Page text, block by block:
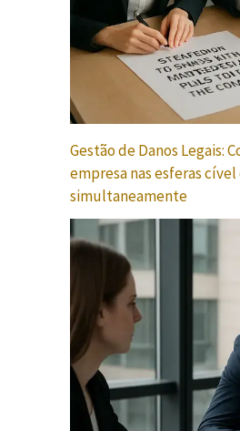
Gestão de Danos Legais:
empresa nas esferas cível
simultaneamente